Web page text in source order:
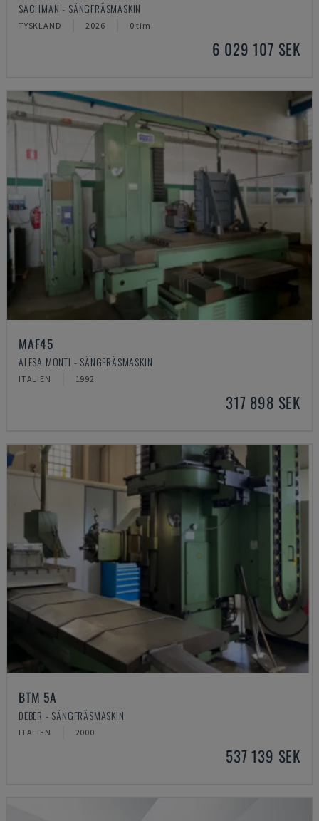
SACHMAN - SÄNGFRÄSMASKIN
TYSKLAND 2026 0 tim.
6 029 107 SEK
MAF45
ALESA MONTI - SÄNGFRÄSMASKIN
ITALIEN 1992
317 898 SEK
BTM 5A
DEBER - SÄNGFRÄSMASKIN
ITALIEN 2000
537 139 SEK